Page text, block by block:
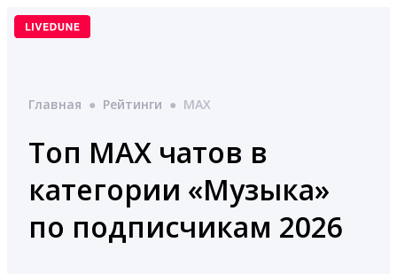
Перейти
Главная ● Рейтинги ● MAX
Топ MAX чатов в
категории «Музыка»
по подписчикам 2026